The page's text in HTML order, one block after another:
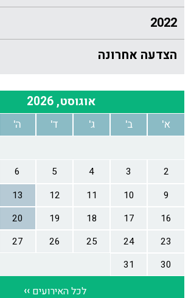
2022
הצדעה אחרונה